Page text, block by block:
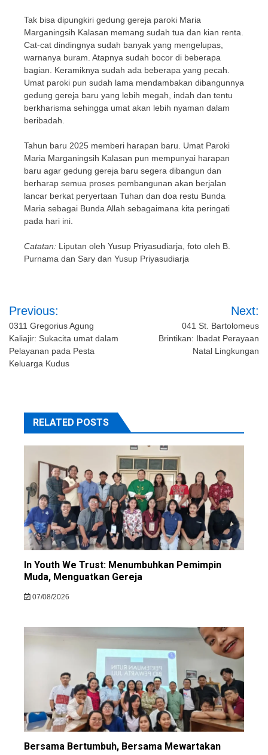
Tak bisa dipungkiri gedung gereja paroki Maria
Marganingsih Kalasan memang sudah tua dan kian renta.
Cat-cat dindingnya sudah banyak yang mengelupas,
warnanya buram. Atapnya sudah bocor di beberapa
bagian. Keramiknya sudah ada beberapa yang pecah.
Umat paroki pun sudah lama mendambakan dibangunnya
gedung gereja baru yang lebih megah, indah dan tentu
berkharisma sehingga umat akan lebih nyaman dalam
beribadah.
Tahun baru 2025 memberi harapan baru. Umat Paroki
Maria Marganingsih Kalasan pun mempunyai harapan
baru agar gedung gereja baru segera dibangun dan
berharap semua proses pembangunan akan berjalan
lancar berkat peryertaan Tuhan dan doa restu Bunda
Maria sebagai Bunda Allah sebagaimana kita peringati
pada hari ini.
Catatan: Liputan oleh Yusup Priyasudiarja, foto oleh B.
Purnama dan Sary dan Yusup Priyasudiarja
Post
navigation
Previous:
0311 Gregorius Agung
Kaliajir: Sukacita umat dalam
Pelayanan pada Pesta
Keluarga Kudus
Next:
041 St. Bartolomeus
Brintikan: Ibadat Perayaan
Natal Lingkungan
RELATED POSTS
In Youth We Trust: Menumbuhkan Pemimpin
Muda, Menguatkan Gereja
07/08/2026
Bersama Bertumbuh, Bersama Mewartakan